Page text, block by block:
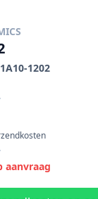
1202
aanvraag